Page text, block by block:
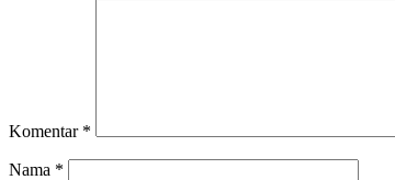
Komentar *
Nama *